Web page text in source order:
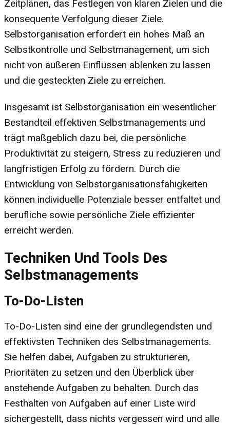
Zeitplänen, das Festlegen von klaren Zielen und die
konsequente Verfolgung dieser Ziele.
Selbstorganisation erfordert ein hohes Maß an
Selbstkontrolle und Selbstmanagement, um sich
nicht von äußeren Einflüssen ablenken zu lassen
und die gesteckten Ziele zu erreichen.
Insgesamt ist Selbstorganisation ein wesentlicher
Bestandteil effektiven Selbstmanagements und
trägt maßgeblich dazu bei, die persönliche
Produktivität zu steigern, Stress zu reduzieren und
langfristigen Erfolg zu fördern. Durch die
Entwicklung von Selbstorganisationsfähigkeiten
können individuelle Potenziale besser entfaltet und
berufliche sowie persönliche Ziele effizienter
erreicht werden.
Techniken Und Tools Des
Selbstmanagements
To-Do-Listen
To-Do-Listen sind eine der grundlegendsten und
effektivsten Techniken des Selbstmanagements.
Sie helfen dabei, Aufgaben zu strukturieren,
Prioritäten zu setzen und den Überblick über
anstehende Aufgaben zu behalten. Durch das
Festhalten von Aufgaben auf einer Liste wird
sichergestellt, dass nichts vergessen wird und alle